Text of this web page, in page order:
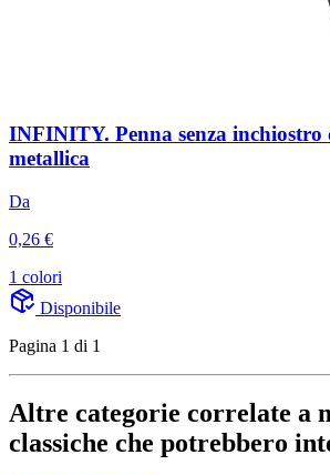
INFINITY. Penna senza inchiostro
metallica
Da
0,26 €
1 colori
Disponibile
Pagina 1 di 1
Altre categorie correlate a
classiche che potrebbero